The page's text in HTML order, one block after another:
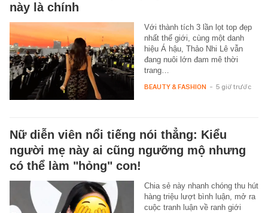
này là chính
Với thành tích 3 lần lọt top đẹp
nhất thế giới, cùng một danh
hiệu Á hậu, Thảo Nhi Lê vẫn
đang nuôi lớn đam mê thời
trang…
BEAUTY & FASHION - 5 giờ trước
Nữ diễn viên nổi tiếng nói thẳng: Kiểu
người mẹ này ai cũng ngưỡng mộ nhưng
có thể làm "hỏng" con!
Chia sẻ này nhanh chóng thu hút
hàng triệu lượt bình luận, mở ra
cuộc tranh luận về ranh giới